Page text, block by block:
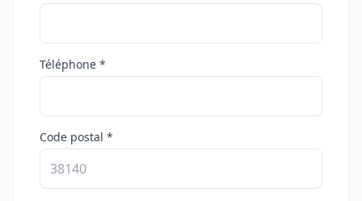
Téléphone *
Code postal *